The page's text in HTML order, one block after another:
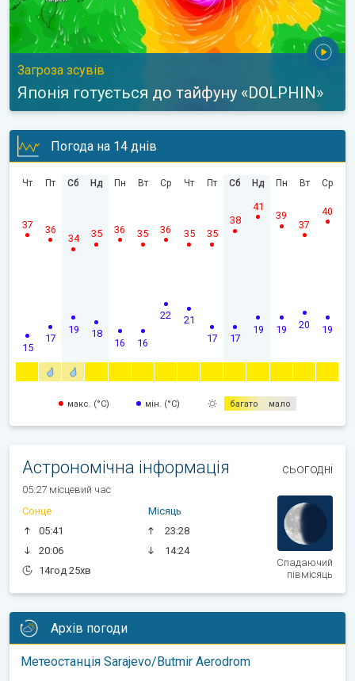
Загроза зсувів
Японія готується до тайфуну «DOLPHIN»
Погода на 14 днів
Чт
15
37
Пт
17
36
Сб
19
34
Нд
18
35
Пн
16
36
Вт
16
35
Ср
22
36
Чт
21
35
Пт
17
35
Сб
17
38
Нд
19
41
Пн
19
39
Вт
20
37
Ср
19
40
макс. (°C) мін. (°C) багато мало
Астрономічна інформація сьогодні
05:27 місцевий час
Сонце
05:41
20:06
14год 25хв
Місяць
23:28
14:24
Спадаючий
півмісяць
Архів погоди
Метеостанція Sarajevo/Butmir Aerodrom